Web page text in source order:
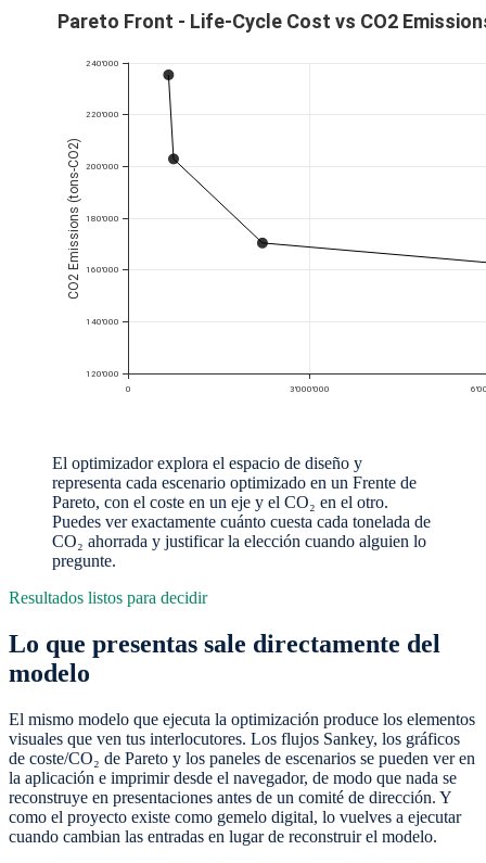
El optimizador explora el espacio de diseño y
representa cada escenario optimizado en un Frente de
Pareto, con el coste en un eje y el CO₂ en el otro.
Puedes ver exactamente cuánto cuesta cada tonelada de
CO₂ ahorrada y justificar la elección cuando alguien lo
pregunte.
Resultados listos para decidir
Lo que presentas sale directamente del
modelo
El mismo modelo que ejecuta la optimización produce los elementos
visuales que ven tus interlocutores. Los flujos Sankey, los gráficos
de coste/CO₂ de Pareto y los paneles de escenarios se pueden ver en
la aplicación e imprimir desde el navegador, de modo que nada se
reconstruye en presentaciones antes de un comité de dirección. Y
como el proyecto existe como gemelo digital, lo vuelves a ejecutar
cuando cambian las entradas en lugar de reconstruir el modelo.